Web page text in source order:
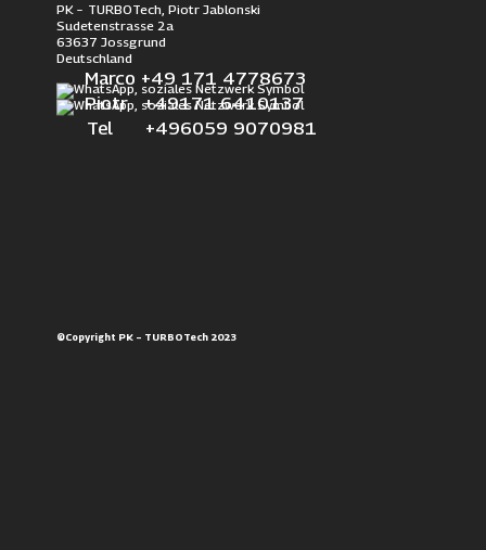
PK – TURBOTech, Piotr Jablonski
Sudetenstrasse 2a
63637 Jossgrund
Deutschland
Marco +49 171 4778673
Piotr +49171 6410137
Tel +496059 9070981
©Copyright PK – TURBOTech 2023